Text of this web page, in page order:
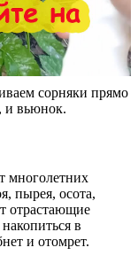
сорняки прямо
и вьюнок.
многолетних
пырея, осота,
отрастающие
в
и отомрет.